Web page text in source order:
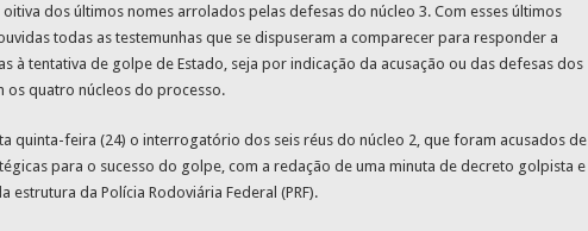
dos últimos nomes arrolados pelas defesas do núcleo 3. Com esses últimos
todas as testemunhas que se dispuseram a comparecer para responder a
à tentativa de golpe de Estado, seja por indicação da acusação ou das defesas dos
os quatro núcleos do processo.
quinta-feira (24) o interrogatório dos seis réus do núcleo 2, que foram acusados de
para o sucesso do golpe, com a redação de uma minuta de decreto golpista e
estrutura da Polícia Rodoviária Federal (PRF).